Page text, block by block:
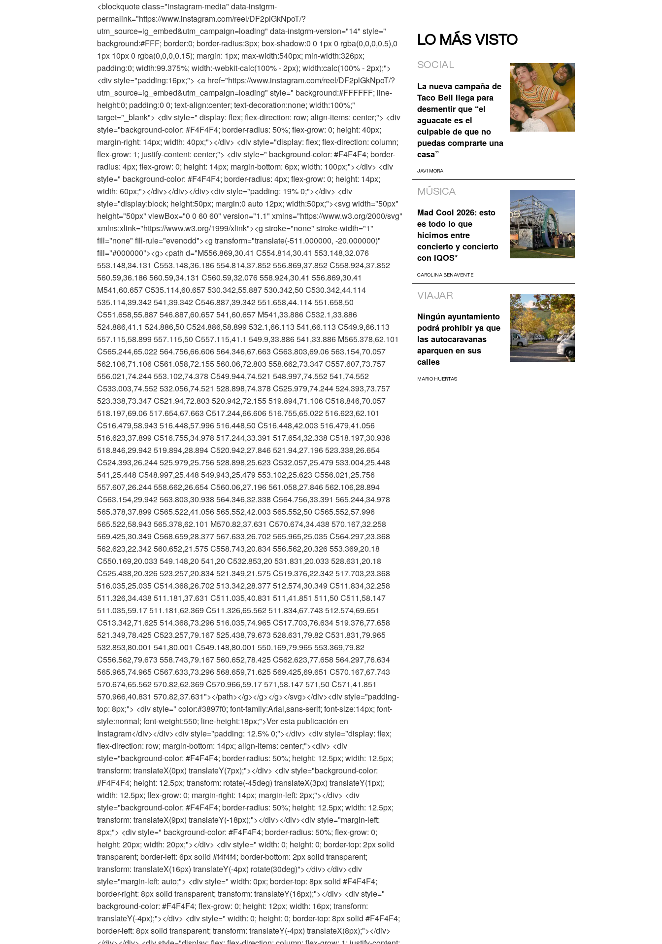
<blockquote class="instagram-media" data-instgrm-
permalink="https://www.instagram.com/reel/DF2plGkNpoT/?
utm_source=ig_embed&utm_campaign=loading" data-instgrm-version="14" style="
background:#FFF; border:0; border-radius:3px; box-shadow:0 0 1px 0 rgba(0,0,0,0.5),0
1px 10px 0 rgba(0,0,0,0.15); margin: 1px; max-width:540px; min-width:326px;
padding:0; width:99.375%; width:-webkit-calc(100% - 2px); width:calc(100% - 2px);">
<div style="padding:16px;"> <a href="https://www.instagram.com/reel/DF2plGkNpoT/?
utm_source=ig_embed&utm_campaign=loading" style=" background:#FFFFFF; line-
height:0; padding:0 0; text-align:center; text-decoration:none; width:100%;"
target="_blank"> <div style=" display: flex; flex-direction: row; align-items: center;"> <div
style="background-color: #F4F4F4; border-radius: 50%; flex-grow: 0; height: 40px;
margin-right: 14px; width: 40px;"></div> <div style="display: flex; flex-direction: column;
flex-grow: 1; justify-content: center;"> <div style=" background-color: #F4F4F4; border-
radius: 4px; flex-grow: 0; height: 14px; margin-bottom: 6px; width: 100px;"></div> <div
style=" background-color: #F4F4F4; border-radius: 4px; flex-grow: 0; height: 14px;
width: 60px;"></div></div></div><div style="padding: 19% 0;"></div> <div
style="display:block; height:50px; margin:0 auto 12px; width:50px;"><svg width="50px"
height="50px" viewBox="0 0 60 60" version="1.1" xmlns="https://www.w3.org/2000/svg"
xmlns:xlink="https://www.w3.org/1999/xlink"><g stroke="none" stroke-width="1"
fill="none" fill-rule="evenodd"><g transform="translate(-511.000000, -20.000000)"
fill="#000000"><g><path d="M556.869,30.41 C554.814,30.41 553.148,32.076
553.148,34.131 C553.148,36.186 554.814,37.852 556.869,37.852 C558.924,37.852
560.59,36.186 560.59,34.131 C560.59,32.076 558.924,30.41 556.869,30.41
M541,60.657 C535.114,60.657 530.342,55.887 530.342,50 C530.342,44.114
535.114,39.342 541,39.342 C546.887,39.342 551.658,44.114 551.658,50
C551.658,55.887 546.887,60.657 541,60.657 M541,33.886 C532.1,33.886
524.886,41.1 524.886,50 C524.886,58.899 532.1,66.113 541,66.113 C549.9,66.113
557.115,58.899 557.115,50 C557.115,41.1 549.9,33.886 541,33.886 M565.378,62.101
C565.244,65.022 564.756,66.606 564.346,67.663 C563.803,69.06 563.154,70.057
562.106,71.106 C561.058,72.155 560.06,72.803 558.662,73.347 C557.607,73.757
556.021,74.244 553.102,74.378 C549.944,74.521 548.997,74.552 541,74.552
C533.003,74.552 532.056,74.521 528.898,74.378 C525.979,74.244 524.393,73.757
523.338,73.347 C521.94,72.803 520.942,72.155 519.894,71.106 C518.846,70.057
518.197,69.06 517.654,67.663 C517.244,66.606 516.755,65.022 516.623,62.101
C516.479,58.943 516.448,57.996 516.448,50 C516.448,42.003 516.479,41.056
516.623,37.899 C516.755,34.978 517.244,33.391 517.654,32.338 C518.197,30.938
518.846,29.942 519.894,28.894 C520.942,27.846 521.94,27.196 523.338,26.654
C524.393,26.244 525.979,25.756 528.898,25.623 C532.057,25.479 533.004,25.448
541,25.448 C548.997,25.448 549.943,25.479 553.102,25.623 C556.021,25.756
557.607,26.244 558.662,26.654 C560.06,27.196 561.058,27.846 562.106,28.894
C563.154,29.942 563.803,30.938 564.346,32.338 C564.756,33.391 565.244,34.978
565.378,37.899 C565.522,41.056 565.552,42.003 565.552,50 C565.552,57.996
565.522,58.943 565.378,62.101 M570.82,37.631 C570.674,34.438 570.167,32.258
569.425,30.349 C568.659,28.377 567.633,26.702 565.965,25.035 C564.297,23.368
562.623,22.342 560.652,21.575 C558.743,20.834 556.562,20.326 553.369,20.18
C550.169,20.033 549.148,20 541,20 C532.853,20 531.831,20.033 528.631,20.18
C525.438,20.326 523.257,20.834 521.349,21.575 C519.376,22.342 517.703,23.368
516.035,25.035 C514.368,26.702 513.342,28.377 512.574,30.349 C511.834,32.258
511.326,34.438 511.181,37.631 C511.035,40.831 511,41.851 511,50 C511,58.147
511.035,59.17 511.181,62.369 C511.326,65.562 511.834,67.743 512.574,69.651
C513.342,71.625 514.368,73.296 516.035,74.965 C517.703,76.634 519.376,77.658
521.349,78.425 C523.257,79.167 525.438,79.673 528.631,79.82 C531.831,79.965
532.853,80.001 541,80.001 C549.148,80.001 550.169,79.965 553.369,79.82
C556.562,79.673 558.743,79.167 560.652,78.425 C562.623,77.658 564.297,76.634
565.965,74.965 C567.633,73.296 568.659,71.625 569.425,69.651 C570.167,67.743
570.674,65.562 570.82,62.369 C570.966,59.17 571,58.147 571,50 C571,41.851
570.966,40.831 570.82,37.631"></path></g></g></g></svg></div><div style="padding-
top: 8px;"> <div style=" color:#3897f0; font-family:Arial,sans-serif; font-size:14px; font-
style:normal; font-weight:550; line-height:18px;">Ver esta publicación en
Instagram</div></div><div style="padding: 12.5% 0;"></div> <div style="display: flex;
flex-direction: row; margin-bottom: 14px; align-items: center;"><div> <div
style="background-color: #F4F4F4; border-radius: 50%; height: 12.5px; width: 12.5px;
transform: translateX(0px) translateY(7px);"></div> <div style="background-color:
#F4F4F4; height: 12.5px; transform: rotate(-45deg) translateX(3px) translateY(1px);
width: 12.5px; flex-grow: 0; margin-right: 14px; margin-left: 2px;"></div> <div
style="background-color: #F4F4F4; border-radius: 50%; height: 12.5px; width: 12.5px;
transform: translateX(9px) translateY(-18px);"></div></div><div style="margin-left:
8px;"> <div style=" background-color: #F4F4F4; border-radius: 50%; flex-grow: 0;
height: 20px; width: 20px;"></div> <div style=" width: 0; height: 0; border-top: 2px solid
transparent; border-left: 6px solid #f4f4f4; border-bottom: 2px solid transparent;
transform: translateX(16px) translateY(-4px) rotate(30deg)"></div></div><div
style="margin-left: auto;"> <div style=" width: 0px; border-top: 8px solid #F4F4F4;
border-right: 8px solid transparent; transform: translateY(16px);"></div> <div style="
background-color: #F4F4F4; flex-grow: 0; height: 12px; width: 16px; transform:
translateY(-4px);"></div> <div style=" width: 0; height: 0; border-top: 8px solid #F4F4F4;
border-left: 8px solid transparent; transform: translateY(-4px) translateX(8px);"></div>
LO MÁS VISTO
SOCIAL
La nueva campaña de
Taco Bell llega para
desmentir que “el
aguacate es el
culpable de que no
puedas comprarte una
casa”
JAVI MORA
MÚSICA
Mad Cool 2026: esto
es todo lo que
hicimos entre
concierto y concierto
con IQOS*
CAROLINA BENAVENTE
VIAJAR
Ningún ayuntamiento
podrá prohibir ya que
las autocaravanas
aparquen en sus
calles
MARIO HUERTAS